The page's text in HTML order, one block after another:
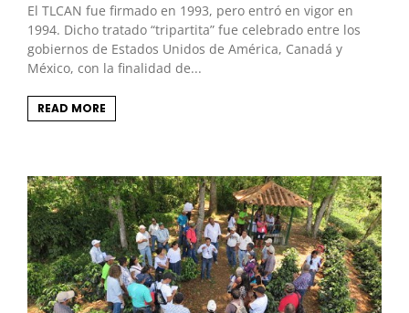
El TLCAN fue firmado en 1993, pero entró en vigor en
1994. Dicho tratado “tripartita” fue celebrado entre los
gobiernos de Estados Unidos de América, Canadá y
México, con la finalidad de...
READ MORE